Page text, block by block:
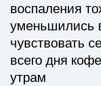
воспаления
уменьшились
чувствовать
всего дня
утрам